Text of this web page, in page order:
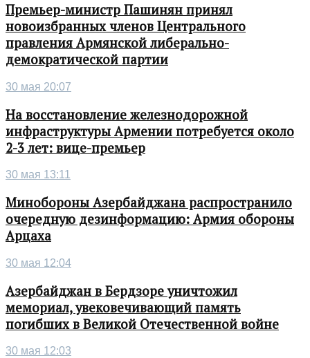
Премьер-министр Пашинян принял
новоизбранных членов Центрального
правления Армянской либерально-
демократической партии
30 мая 20:07
На восстановление железнодорожной
инфраструктуры Армении потребуется около
2-3 лет: вице-премьер
30 мая 13:11
Минобороны Азербайджана распространило
очередную дезинформацию: Армия обороны
Арцаха
30 мая 12:04
Азербайджан в Бердзоре уничтожил
мемориал, увековечивающий память
погибших в Великой Отечественной войне
30 мая 12:03